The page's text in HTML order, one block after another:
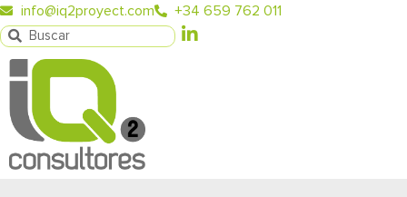
info@iq2proyect.com +34 659 762 011